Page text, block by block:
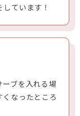
ています！
ブを入れる場
なったところ